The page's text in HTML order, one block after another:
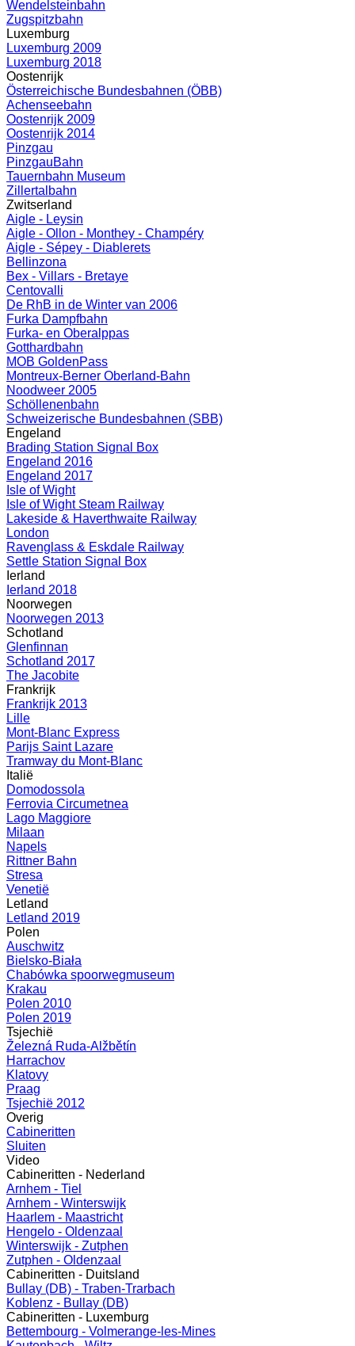
Wendelsteinbahn
Zugspitzbahn
Luxemburg
Luxemburg 2009
Luxemburg 2018
Oostenrijk
Österreichische Bundesbahnen (ÖBB)
Achenseebahn
Oostenrijk 2009
Oostenrijk 2014
Pinzgau
PinzgauBahn
Tauernbahn Museum
Zillertalbahn
Zwitserland
Aigle - Leysin
Aigle - Ollon - Monthey - Champéry
Aigle - Sépey - Diablerets
Bellinzona
Bex - Villars - Bretaye
Centovalli
De RhB in de Winter van 2006
Furka Dampfbahn
Furka- en Oberalppas
Gotthardbahn
MOB GoldenPass
Montreux-Berner Oberland-Bahn
Noodweer 2005
Schöllenenbahn
Schweizerische Bundesbahnen (SBB)
Engeland
Brading Station Signal Box
Engeland 2016
Engeland 2017
Isle of Wight
Isle of Wight Steam Railway
Lakeside & Haverthwaite Railway
London
Ravenglass & Eskdale Railway
Settle Station Signal Box
Ierland
Ierland 2018
Noorwegen
Noorwegen 2013
Schotland
Glenfinnan
Schotland 2017
The Jacobite
Frankrijk
Frankrijk 2013
Lille
Mont-Blanc Express
Parijs Saint Lazare
Tramway du Mont-Blanc
Italië
Domodossola
Ferrovia Circumetnea
Lago Maggiore
Milaan
Napels
Rittner Bahn
Stresa
Venetië
Letland
Letland 2019
Polen
Auschwitz
Bielsko-Biała
Chabówka spoorwegmuseum
Krakau
Polen 2010
Polen 2019
Tsjechië
Železná Ruda-Alžbětín
Harrachov
Klatovy
Praag
Tsjechië 2012
Overig
Cabineritten
Sluiten
Video
Cabineritten - Nederland
Arnhem - Tiel
Arnhem - Winterswijk
Haarlem - Maastricht
Hengelo - Oldenzaal
Winterswijk - Zutphen
Zutphen - Oldenzaal
Cabineritten - Duitsland
Bullay (DB) - Traben-Trarbach
Koblenz - Bullay (DB)
Cabineritten - Luxemburg
Bettembourg - Volmerange-les-Mines